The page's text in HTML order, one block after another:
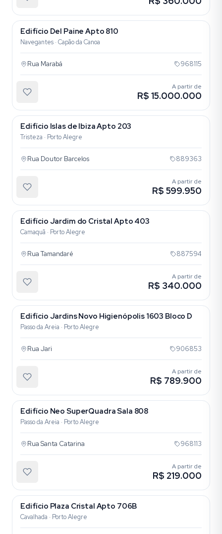
Edifício Del Paine Apto 810
Navegantes · Capão da Canoa
Rua Marabá 968115
A partir de
R$ 15.000.000
Edifício Islas de Ibiza Apto 203
Tristeza · Porto Alegre
Rua Doutor Barcelos 889363
A partir de
R$ 599.950
Edifício Jardim do Cristal Apto 403
Camaquã · Porto Alegre
Rua Tamandaré 887594
A partir de
R$ 340.000
Edifício Jardins Novo Higienópolis 1603 Bloco D
Passo da Areia · Porto Alegre
Rua Jari 906853
A partir de
R$ 789.900
Edifício Neo SuperQuadra Sala 808
Passo da Areia · Porto Alegre
Rua Santa Catarina 968113
A partir de
R$ 219.000
Edifício Plaza Cristal Apto 706B
Cavalhada · Porto Alegre